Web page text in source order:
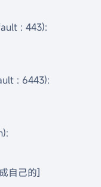
: 443):
: 6443):
自己的]